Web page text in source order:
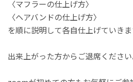
〈マフラーの仕上げ方〉
〈ヘアバンドの仕上げ方〉
を順に説明して各自仕上げていきま
出来上がった方からご退席ください